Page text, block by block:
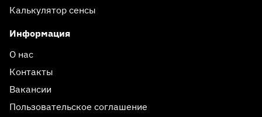
Калькулятор сенсы
Информация
О нас
Контакты
Вакансии
Пользовательское соглашение